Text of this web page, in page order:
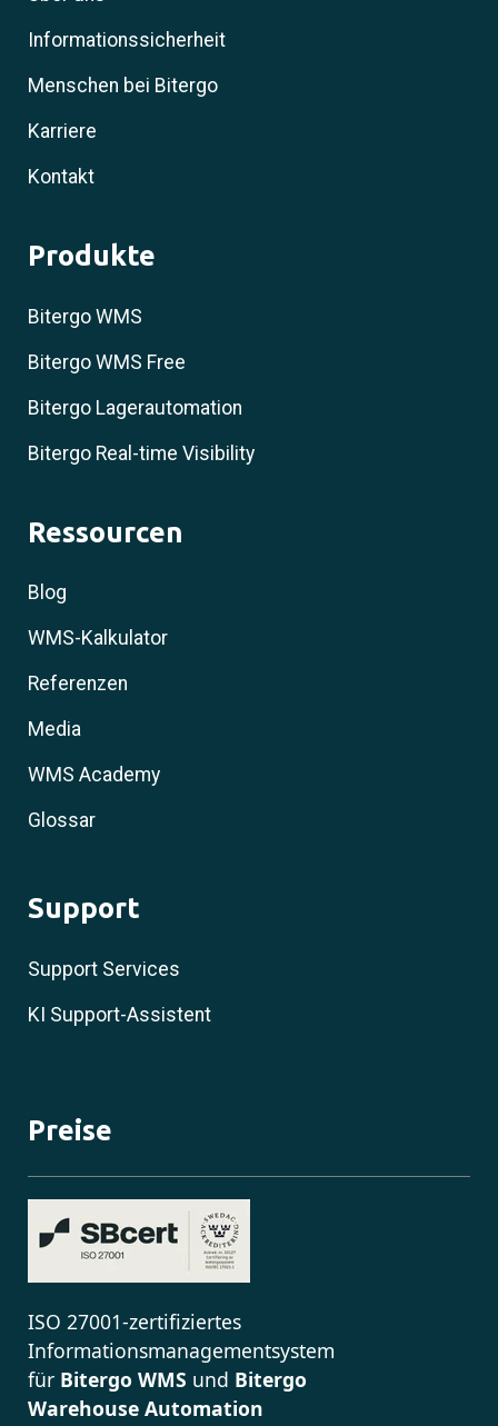
Informationssicherheit
Menschen bei Bitergo
Karriere
Kontakt
Produkte
Bitergo WMS
Bitergo WMS Free
Bitergo Lagerautomation
Bitergo Real-time Visibility
Ressourcen
Blog
WMS-Kalkulator
Referenzen
Media
WMS Academy
Glossar
Support
Support Services
KI Support-Assistent
Preise
ISO 27001-zertifiziertes
Informationsmanagementsystem
für Bitergo WMS und Bitergo
Warehouse Automation